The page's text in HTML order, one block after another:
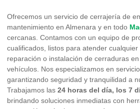
Ofrecemos un servicio de cerrajería de
mantenimiento en Almenara y en todo
cercanas. Contamos con un equipo de
cualificados, listos para atender cualquier
reparación o instalación de cerraduras
vehículos. Nos especializamos en
garantizando seguridad y tranquilidad a
Trabajamos las 24 horas del día, los 7
brindando soluciones inmediatas con